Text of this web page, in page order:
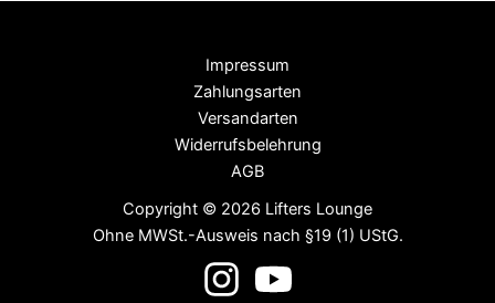
Impressum
Zahlungsarten
Versandarten
Widerrufsbelehrung
AGB
Copyright © 2026 Lifters Lounge
Ohne MWSt.-Ausweis nach §19 (1) UStG.